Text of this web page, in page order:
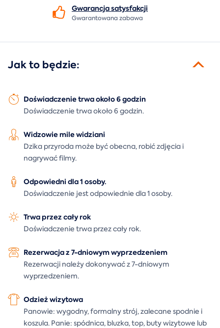
Gwarancjasatysfakcji
Gwarantowana zabawa
Jak to będzie:
Doświadczenie trwa około 6 godzin
Doświadczenie trwa około 6 godzin.
Widzowie mile widziani
Dzika przyroda może być obecna, robić zdjęcia i
nagrywać filmy.
Odpowiedni dla 1 osoby.
Doświadczenie jest odpowiednie dla 1 osoby.
Trwa przez cały rok
Doświadczenie trwa przez cały rok.
Rezerwacja z 7-dniowym wyprzedzeniem
Rezerwacji należy dokonywać z 7-dniowym
wyprzedzeniem.
Odzież wizytowa
Panowie: wygodny, formalny strój, zalecane spodnie i
koszula. Panie: spódnica, bluzka, top, buty wizytowe lub